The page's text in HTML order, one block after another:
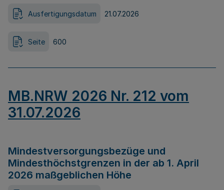
Ausfertigungsdatum 21.07.2026
Seite 600
MB.NRW 2026 Nr. 212 vom
31.07.2026
Mindestversorgungsbezüge und
Mindesthöchstgrenzen in der ab 1. April
2026 maßgeblichen Höhe